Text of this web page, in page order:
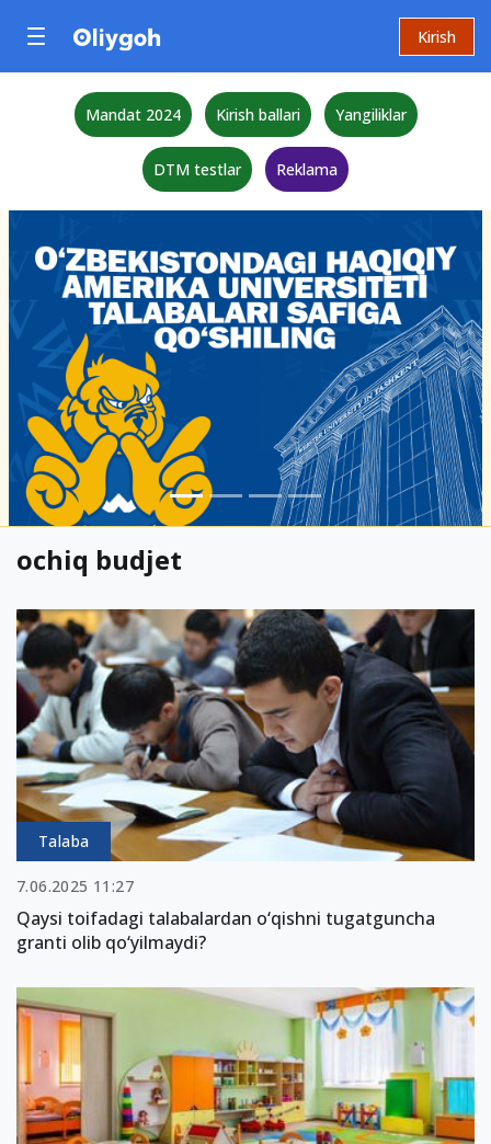
Kirish
Mandat 2024 Kirish ballari Yangiliklar
DTM testlar Reklama
ochiq budjet
Talaba
7.06.2025 11:27
Qaysi toifadagi talabalardan o‘qishni tugatguncha
granti olib qo‘yilmaydi?